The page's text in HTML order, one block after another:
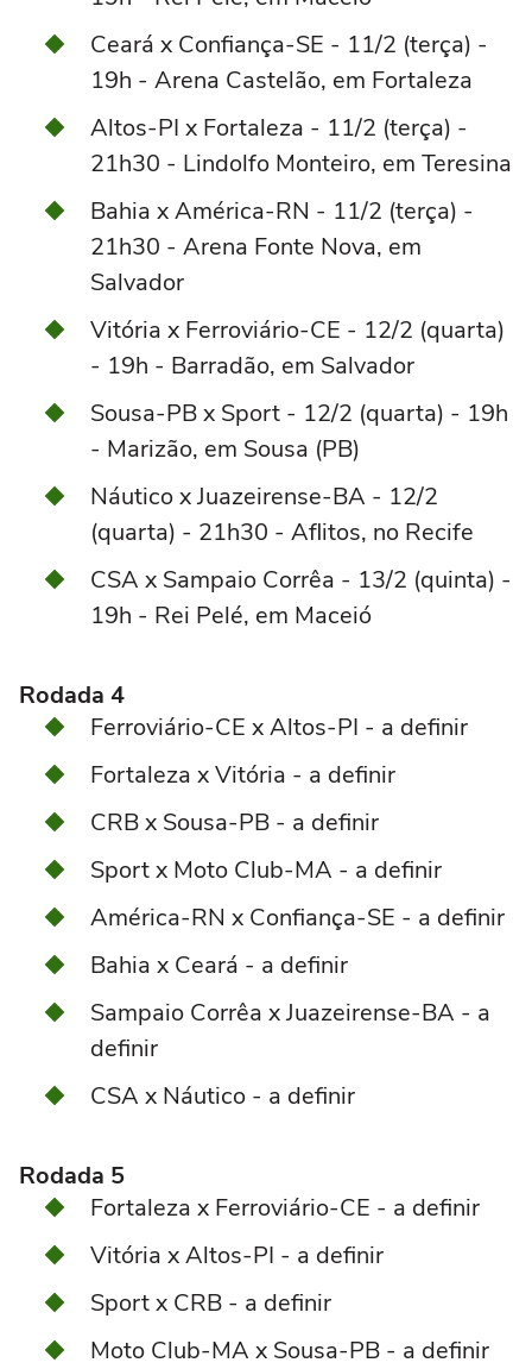
Ceará x Confiança-SE - 11/2 (terça) -
19h - Arena Castelão, em Fortaleza
Altos-PI x Fortaleza - 11/2 (terça) -
21h30 - Lindolfo Monteiro, em Teresina
Bahia x América-RN - 11/2 (terça) -
21h30 - Arena Fonte Nova, em
Salvador
Vitória x Ferroviário-CE - 12/2 (quarta)
- 19h - Barradão, em Salvador
Sousa-PB x Sport - 12/2 (quarta) - 19h
- Marizão, em Sousa (PB)
Náutico x Juazeirense-BA - 12/2
(quarta) - 21h30 - Aflitos, no Recife
CSA x Sampaio Corrêa - 13/2 (quinta) -
19h - Rei Pelé, em Maceió
Rodada 4
Ferroviário-CE x Altos-PI - a definir
Fortaleza x Vitória - a definir
CRB x Sousa-PB - a definir
Sport x Moto Club-MA - a definir
América-RN x Confiança-SE - a definir
Bahia x Ceará - a definir
Sampaio Corrêa x Juazeirense-BA - a
definir
CSA x Náutico - a definir
Rodada 5
Fortaleza x Ferroviário-CE - a definir
Vitória x Altos-PI - a definir
Sport x CRB - a definir
Moto Club-MA x Sousa-PB - a definir